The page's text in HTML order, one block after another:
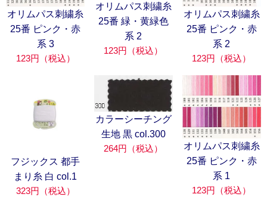
オリムパス刺繍糸
25番 ピンク・赤
系 3
123円（税込）
オリムパス刺繍糸
25番 緑・黄緑色
系 2
123円（税込）
オリムパス刺繍糸
25番 ピンク・赤
系 2
123円（税込）
フジックス 都手
まり糸 白 col.1
323円（税込）
カラーシーチング
生地 黒 col.300
264円（税込）
オリムパス刺繍糸
25番 ピンク・赤
系 1
123円（税込）